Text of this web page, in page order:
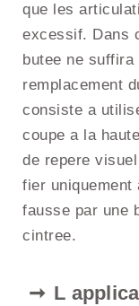
que les
excessif. Dans
butee ne
remplacement
consiste a
coupe a la
de repere
fier uniquement
fausse par une
cintree.
L